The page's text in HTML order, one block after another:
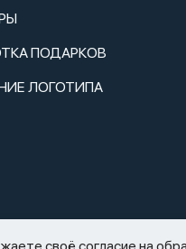
ПОДАРКОВ
ЛОГОТИПА
N 171-ФЗ «О